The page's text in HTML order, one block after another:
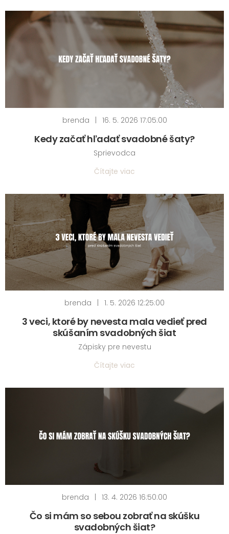
brenda | 16. 5. 2026 17:05:00
Kedy začať hľadať svadobné šaty?
Sprievodca
Čítajte viac
brenda 1. 5. 2026 12:25:00
3 veci, ktoré by nevesta mala vedieť pred
skúšaním svadobných šiat
Zápisky pre nevestu
Čítajte viac
brenda | 13. 4. 2026 16:50:00
Čo si mám so sebou zobrať na skúšku
svadobných šiat?